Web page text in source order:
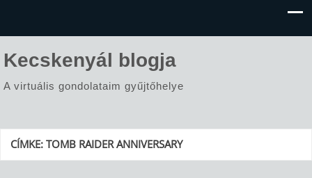
Kecskenyál blogja
A virtuális gondolataim gyűjtőhelye
CÍMKE:TOMB RAIDER ANNIVERSARY